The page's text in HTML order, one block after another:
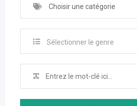
Choisir une catégorie
Sélectionner le genre